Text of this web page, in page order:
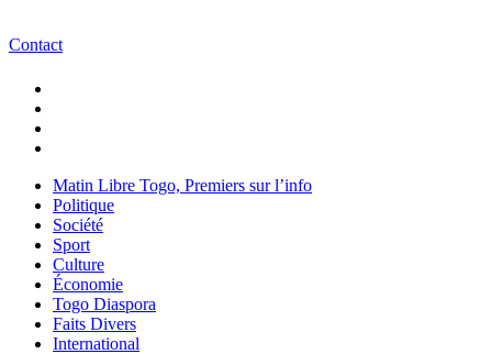
Contact
Matin Libre Togo, Premiers sur l’info
Politique
Société
Sport
Culture
Économie
Togo Diaspora
Faits Divers
International